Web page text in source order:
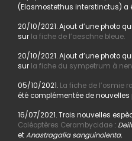
(Elasmostethus interstinctus) a
20/10/2021. Ajout d’une photo
sur la fiche de l’aeschne bleue.
20/10/2021. Ajout d’une photo
sur la fiche du sympetrum à
05/10/2021. La fiche de l’osmie
été complémentée de nouvelles
16/07/2021. Trois nouvelles
Coléoptères Cerambycidae:
etAnastragalia sanguinolenta.